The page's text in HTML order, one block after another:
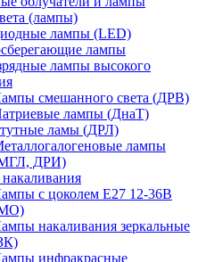
(лампы)
лампы (LED)
лампы
лампы высокого
смешанного света (ДРВ)
лампы (ДнаТ)
ламы (ДРЛ)
лампы
ДРИ)
с цоколем Е27 12-36В
накаливания зеркальные
инфракрасные